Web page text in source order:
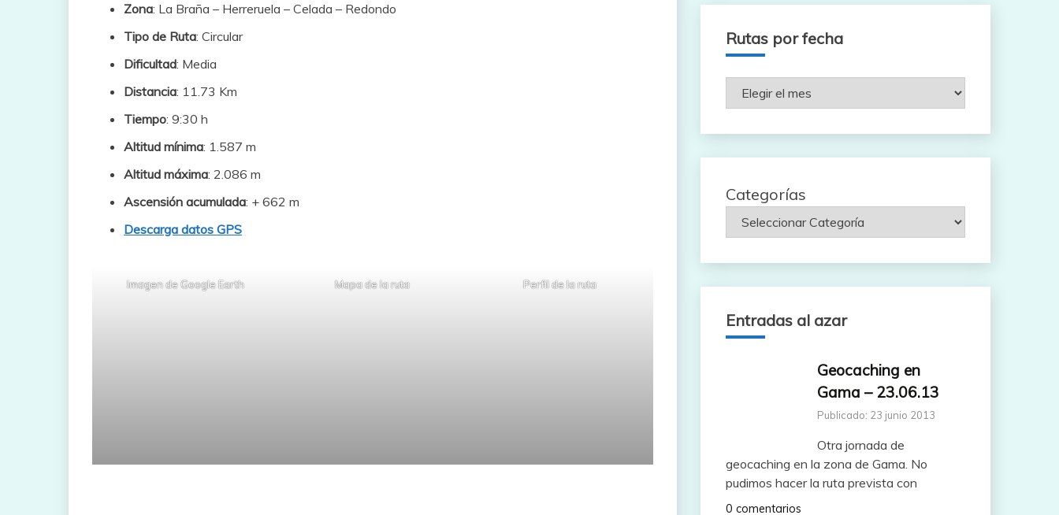
Zona: La Braña – Herreruela – Celada – Redondo
Tipo de Ruta: Circular
Dificultad: Media
Distancia: 11.73 Km
Tiempo: 9:30 h
Altitud mínima: 1.587 m
Altitud máxima: 2.086 m
Ascensión acumulada: + 662 m
Descarga datos GPS
Imagen de Google Earth Mapa de la ruta Perfil de la ruta
Rutas por fecha
Rutas
Categorías
Entradas al azar
Geocaching en
Gama – 23.06.13
Publicado: 23 junio 2013
Otra jornada de
geocaching en la zona de Gama. No
pudimos hacer la ruta prevista con
0 comentarios